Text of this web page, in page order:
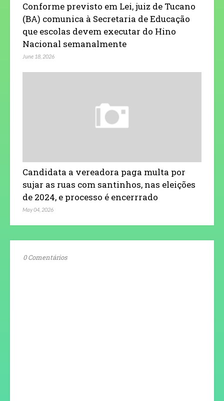
Conforme previsto em Lei, juiz de Tucano
(BA) comunica à Secretaria de Educação
que escolas devem executar do Hino
Nacional semanalmente
June 18, 2026
Candidata a vereadora paga multa por
sujar as ruas com santinhos, nas eleições
de 2024, e processo é encerrrado
May 04, 2026
0 Comentários